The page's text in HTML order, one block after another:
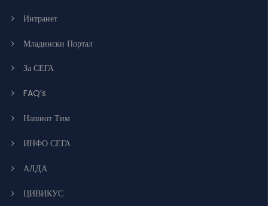
Интранет
Младински Портал
За СЕГА
FAQ’s
Нашиот Тим
ИНФО СЕГА
АЛДА
ЦИВИКУС